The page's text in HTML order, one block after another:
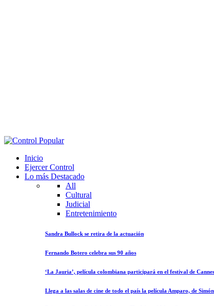
Inicio
Ejercer Control
Lo más Destacado
All
Cultural
Judicial
Entretenimiento
Sandra Bullock se retira de la actuación
Fernando Botero celebra sus 90 años
‘La Jauria’, película colombiana participará en el festival de Cannes
Llega a las salas de cine de todo el país la película Amparo, de